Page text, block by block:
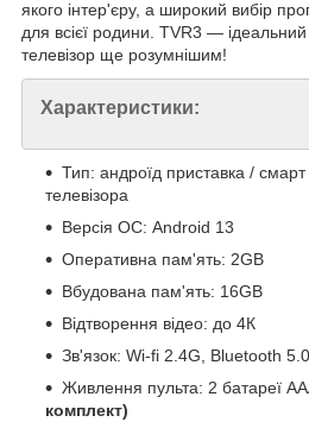
якого інтер'єру, а широкий вибір
для всієї родини. TVR3 —
телевізор ще розумнішим!
Характеристики:
Тип: андроїд приставка /
телевізора
Версія ОС: Android 13
Оперативна пам'ять: 2GB
Вбудована пам'ять: 16GB
Відтворення відео: до 4К
Зв'язок: Wi-fi 2.4G, Bluetooth 5.0
Живлення пульта: 2 батареї
комплект)